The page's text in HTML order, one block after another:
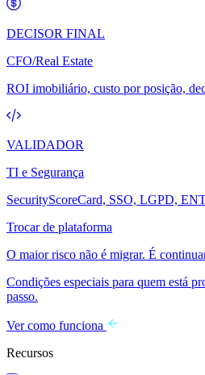
DECISOR FINAL
CFO/Real Estate
ROI imobiliário, custo por posição,
VALIDADOR
TI e Segurança
SecurityScoreCard, SSO, LGPD,
Trocar de plataforma
O maior risco não é migrar. É
Condições especiais para quem está
passo.
Ver como funciona
Recursos